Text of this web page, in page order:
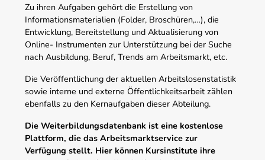
Zu ihren Aufgaben gehört die Erstellung von
Informationsmaterialien (Folder, Broschüren,…), die
Entwicklung, Bereitstellung und Aktualisierung von
Online- Instrumenten zur Unterstützung bei der Suche
nach Ausbildung, Beruf, Trends am Arbeitsmarkt, etc.
Die Veröffentlichung der aktuellen Arbeitslosenstatistik
sowie interne und externe Öffentlichkeitsarbeit zählen
ebenfalls zu den Kernaufgaben dieser Abteilung.
Die Weiterbildungsdatenbank ist eine kostenlose
Plattform, die das Arbeitsmarktservice zur
Verfügung stellt. Hier können Kursinstitute ihre